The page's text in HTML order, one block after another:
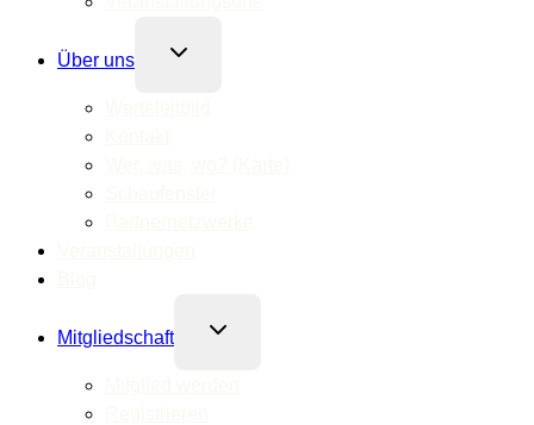
Über uns
Untermenü
Mitgliedschaft
Untermenü